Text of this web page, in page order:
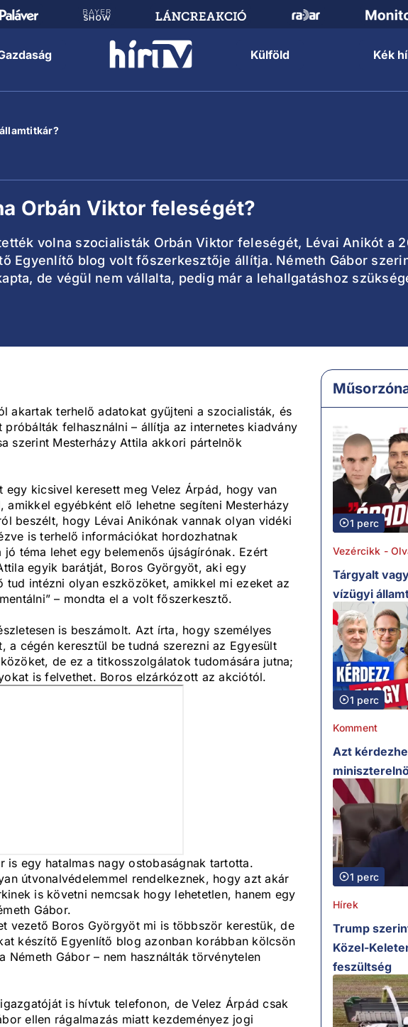
Külföld Kék
Orbán Viktor feleségét?
volna szocialisták Orbán Viktor feleségét, Lévai Anikót a
Egyenlítő blog volt főszerkesztője állítja. Németh Gábor
de végül nem vállalta, pedig már a lehallgatáshoz
akartak terhelő adatokat gyűjteni a szocialisták, és
felhasználni – állítja az internetes kiadvány
szerint Mesterházy Attila akkori pártelnök
kicsivel keresett meg Velez Árpád, hogy van
egyébként elő lehetne segíteni Mesterházy
beszélt, hogy Lévai Anikónak vannak olyan vidéki
is terhelő információkat hordozhatnak
téma lehet egy belemenős újságírónak. Ezért
egyik barátját, Boros Györgyöt, aki egy
tud intézni olyan eszközöket, amikkel mi ezeket az
– mondta el a volt főszerkesztő.
is beszámolt. Azt írta, hogy személyes
cégén keresztül be tudná szerezni az Egyesült
de ez a titkosszolgálatok tudomására jutna;
is felvethet. Boros elzárkózott az akciótól.
is egy hatalmas nagy ostobaságnak tartotta.
útvonalvédelemmel rendelkeznek, hogy azt akár
is követni nemcsak hogy lehetetlen, hanem egy
Gábor.
vezető Boros Györgyöt mi is többször kerestük, de
készítő Egyenlítő blog azonban korábban kölcsön
Gábor – nem használták törvénytelen
is hívtuk telefonon, de Velez Árpád csak
ellen rágalmazás miatt kezdeményez jogi
1 perc
Vezércikk -
Tárgyalt
vízügyi
1 perc
Komment
Azt
1 perc
Hírek
Trump
Közel-
feszültség